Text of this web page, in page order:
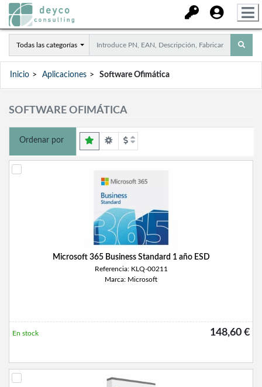
Todas las categorías
Inicio Aplicaciones Software Ofimática
SOFTWARE OFIMÁTICA
Ordenar por
Microsoft 365 Business Standard 1 año ESD
Referencia: KLQ-00211
Marca: Microsoft
148,60 €
En stock